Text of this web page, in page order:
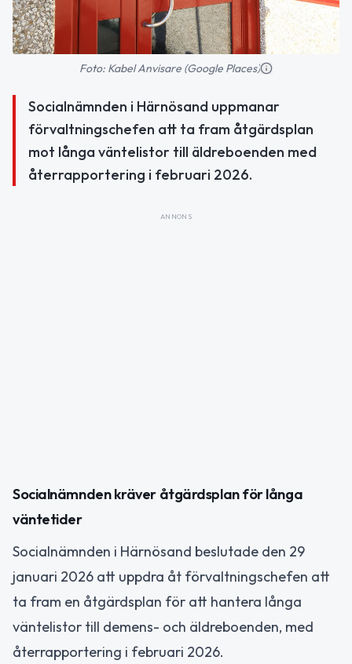
Foto: Kabel Anvisare (Google Places)
Socialnämnden i Härnösand uppmanar
förvaltningschefen att ta fram åtgärdsplan
mot långa väntelistor till äldreboenden med
återrapportering i februari 2026.
ANNONS
Socialnämnden kräver åtgärdsplan för långa
väntetider
Socialnämnden i Härnösand beslutade den 29
januari 2026 att uppdra åt förvaltningschefen att
ta fram en åtgärdsplan för att hantera långa
väntelistor till demens- och äldreboenden, med
återrapportering i februari 2026.